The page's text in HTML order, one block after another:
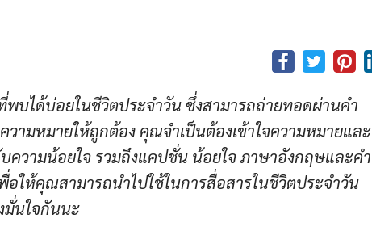
บได้บ่อยในชีวิตประจำวัน ซึ่งสามารถถ่ายทอดผ่านคำ
ามหมายให้ถูกต้อง คุณจำเป็นต้องเข้าใจความหมายและ
ความน้อยใจ รวมถึงแคปชั่น น้อยใจ ภาษาอังกฤษและคํา
ให้คุณสามารถนำไปใช้ในการสื่อสารในชีวิตประจำวัน
มั่นใจกันนะ